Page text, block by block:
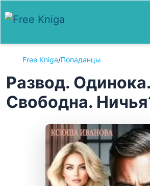
Free Kniga/Попаданцы
Развод. Одинока.
Свободна.